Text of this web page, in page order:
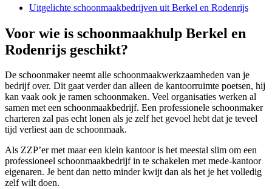
Uitgelichte schoonmaakbedrijven uit Berkel en Rodenrijs
Voor wie is schoonmaakhulp Berkel en
Rodenrijs geschikt?
De schoonmaker neemt alle schoonmaakwerkzaamheden van je
bedrijf over. Dit gaat verder dan alleen de kantoorruimte poetsen, hij
kan vaak ook je ramen schoonmaken. Veel organisaties werken al
samen met een schoonmaakbedrijf. Een professionele schoonmaker
charteren zal pas echt lonen als je zelf het gevoel hebt dat je teveel
tijd verliest aan de schoonmaak.
Als ZZP’er met maar een klein kantoor is het meestal slim om een
professioneel schoonmaakbedrijf in te schakelen met mede-kantoor
eigenaren. Je bent dan netto minder kwijt dan als het je het volledig
zelf wilt doen.